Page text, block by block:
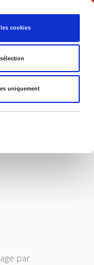
cookies
uniquement
par